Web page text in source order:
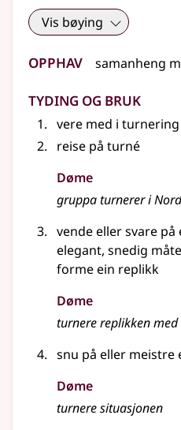
Vis bøying
Opphav samanheng
Tyding og bruk
vere med i turnering
reise på turné
Døme
gruppa turnerer i
vendeellersvare på
elegant, snedig måte
forme ein replikk
Døme
turnere replikken
snu på eller meistre
Døme
turnere situasjonen